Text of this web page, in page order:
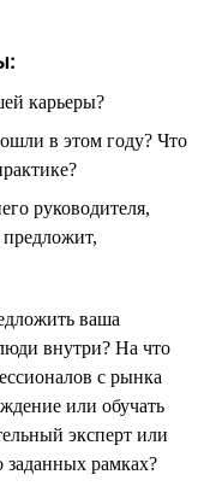
карьеры?
в этом году? Что
руководителя,
предложит,
ваша
внутри? На что
с рынка
или обучать
эксперт или
заданных рамках?